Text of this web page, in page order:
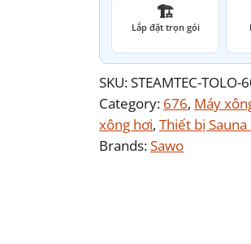
🏗️
Lắp đặt trọn gói
SKU:STEAMTEC-TOLO-
Category: 676, Máy
xông hơi, Thiết bị
Brands:Sawo